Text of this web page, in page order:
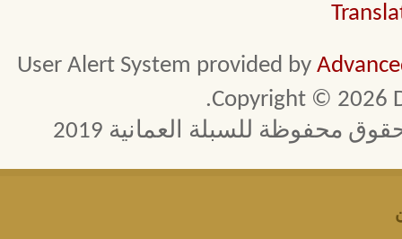
User Alert System provided by
Copyright © 2026
محفوظة للسبلة العمانية 2019